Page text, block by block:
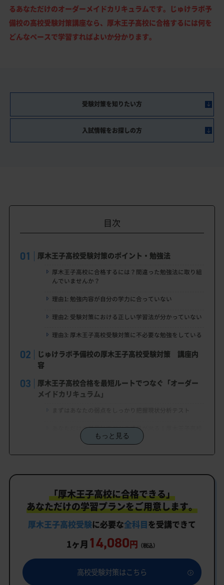
るあなただけのオーダーメイドカリキュラムです。じゅけラボ予
備校の高校受験対策講座なら、厚木王子高校に合格するには何を
どんなペースで学習すればよいか分かります。
受験対策を知りたい方
入試情報をお探しの方
目次
厚木王子高校受験対策のポイント・勉強法
厚木王子高校に合格するには？間違った勉強法に取り組
んでいませんか？
理由1: 勉強内容が自分の学力に合っていない
理由2: 受験対策における正しい学習法が分かっていない
理由3: 厚木王子高校受験対策に不必要な勉強をしている
じゅけラボ予備校の厚木王子高校受験対策 講座内
容
厚木王子高校合格を最短ルートでつなぐ「オーダー
メイドカリキュラム」
まずはあなたの弱点をしっかり把握現状分析テスト
あなただけの学習計画だから成果が出る！厚木王子高校
合格に向けた受験対策カリキュラム
学習効果をしっかり確認定着度テスト
一人でも安心、学習相談
生徒にピッタリ合った「厚木王子高校対策のオーダ
ーメイドカリキュラム」だから成果が出る！
カリキュラムや料金についてお気軽にご相談くださ
厚木王子高校受験専門のオンライン家庭教師「いつ
でもクイック指導」もご用意
厚木王子高校の特徴
もっと見る
「厚木王子高校に合格できる」
あなただけの学習プランをご用意します。
厚木王子高校受験に必要な全科目を受講できて
1ヶ月 14,080円 （税込）
高校受験対策はこちら